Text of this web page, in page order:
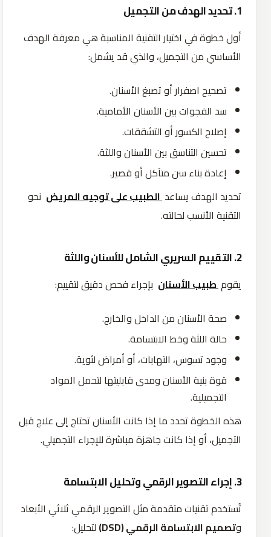
1. تحديد الهدف من التجميل
أول خطوة في اختيار التقنية المناسبة هي معرفة الهدف
الأساسي من التجميل، والذي قد يشمل:
تصحيح اصفرار أو تصبغ الأسنان.
سد الفجوات بين الأسنان الأمامية.
إصلاح الكسور أو التشققات.
تحسين التناسق بين الأسنان واللثة.
إعادة بناء سن متآكل أو قصير.
تحديد الهدف يساعدالطبيب على توجيه المريض نحو
التقنية الأنسب لحالته.
2. التقييم السريري الشامل للأسنان واللثة
يقومطبيب الأسنان بإجراء فحص دقيق لتقييم:
صحة الأسنان من الداخل والخارج.
حالة اللثة وخط الابتسامة.
وجود تسوس، التهابات، أو أمراض لثوية.
قوة بنية الأسنان ومدى قابليتها لتحمل المواد
التجميلية.
هذه الخطوة تحدد ما إذا كانت الأسنان تحتاج إلى علاج قبل
التجميل، أو إذا كانت جاهزة مباشرة للإجراء التجميلي.
3. إجراء التصوير الرقمي وتحليل الابتسامة
تُستخدم تقنيات متقدمة مثل التصوير الرقمي ثلاثي الأبعاد
وتصميم الابتسامة الرقمي (DSD)
لتحليل: